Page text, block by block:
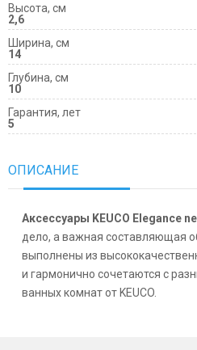
Высота, см
2,6
Ширина, см
14
Глубина, см
10
Гарантия, лет
5
ОПИСАНИЕ
Аксессуары KEUCO Elegance
дело, а важная составляющая
выполнены из
и гармонично сочетаются с
ванных комнат от KEUCO.